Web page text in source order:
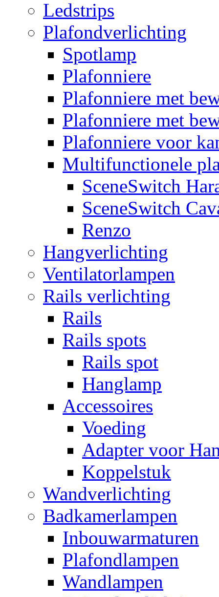
Ledstrips
Plafondverlichting
Spotlamp
Plafonniere
Plafonniere met
Plafonniere met
Plafonniere voor
Multifunctionele
SceneSwitch
SceneSwitch
Renzo
Hangverlichting
Ventilatorlampen
Rails verlichting
Rails
Rails spots
Rails spot
Hanglamp
Accessoires
Voeding
Adapter voor
Koppelstuk
Wandverlichting
Badkamerlampen
Inbouwarmaturen
Plafondlampen
Wandlampen